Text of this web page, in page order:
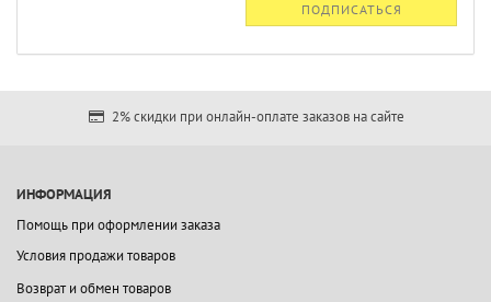
ПОДПИСАТЬСЯ
2% скидки при онлайн-оплате заказов на сайте
ИНФОРМАЦИЯ
Помощь при оформлении заказа
Условия продажи товаров
Возврат и обмен товаров